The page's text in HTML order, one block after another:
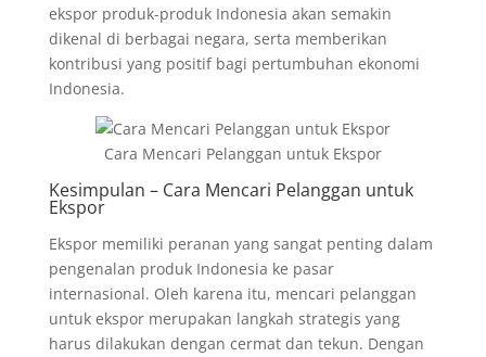
ekspor produk-produk Indonesia akan semakin
dikenal di berbagai negara, serta memberikan
kontribusi yang positif bagi pertumbuhan ekonomi
Indonesia.
Cara Mencari Pelanggan untuk Ekspor
Kesimpulan – Cara Mencari Pelanggan untuk
Ekspor
Ekspor memiliki peranan yang sangat penting dalam
pengenalan produk Indonesia ke pasar
internasional. Oleh karena itu, mencari pelanggan
untuk ekspor merupakan langkah strategis yang
harus dilakukan dengan cermat dan tekun. Dengan